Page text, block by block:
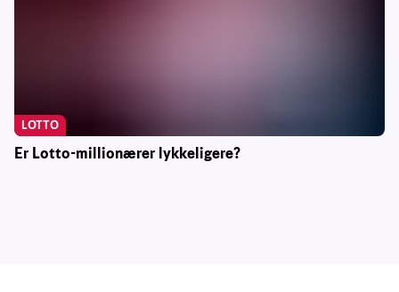
Er Lotto-millionærer lykkeligere?
LOTTO